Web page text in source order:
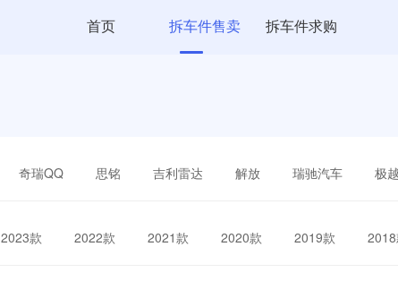
首页 拆车件售卖 拆车件求购
奇瑞QQ 思铭 吉利雷达 解放 瑞驰汽车 极
2023款 2022款 2021款 2020款 2019款